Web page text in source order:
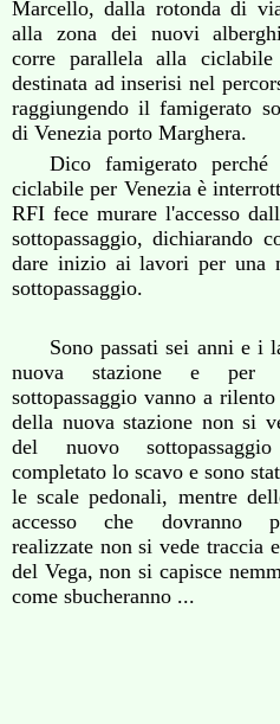
Marcello, dalla rotonda di
alla zona dei nuovi
corre parallela alla
destinata ad inserisi nel
raggiungendo il famigerato
di Venezia porto Marghera.
Dico famigerato
ciclabile per Venezia è
RFI fece murare l'accesso
sottopassaggio, dichiarando
dare inizio ai lavori per una
sottopassaggio.
Sono passati sei anni e i
nuova stazione e per
sottopassaggio vanno a
della nuova stazione non si
del nuovo
completato lo scavo e sono
le scale pedonali, mentre
accesso che dovranno
realizzate non si vede traccia
del Vega, non si capisce
come sbucheranno ...